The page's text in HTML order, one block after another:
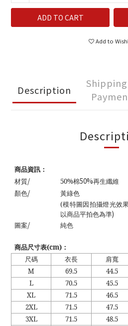
ADD TO CART
Add to
Description
商品資訊：
材質/ 50%棉50%再生纖維
顏色/
黃綠色
(模特圖因拍攝燈光效
以商品平拍色為準)
圖案/ 純色
商品尺寸表(cm) ：
尺碼
衣長 肩寬
M
69.5 44.5
L
70.5 45.5
XL
71.5 46.5
2XL
71.5 47.5
3XL
71.5 48.5